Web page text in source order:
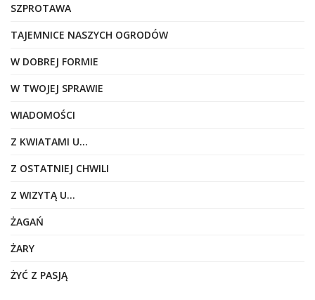
SZPROTAWA
TAJEMNICE NASZYCH OGRODÓW
W DOBREJ FORMIE
W TWOJEJ SPRAWIE
WIADOMOŚCI
Z KWIATAMI U…
Z OSTATNIEJ CHWILI
Z WIZYTĄ U…
ŻAGAŃ
ŻARY
ŻYĆ Z PASJĄ